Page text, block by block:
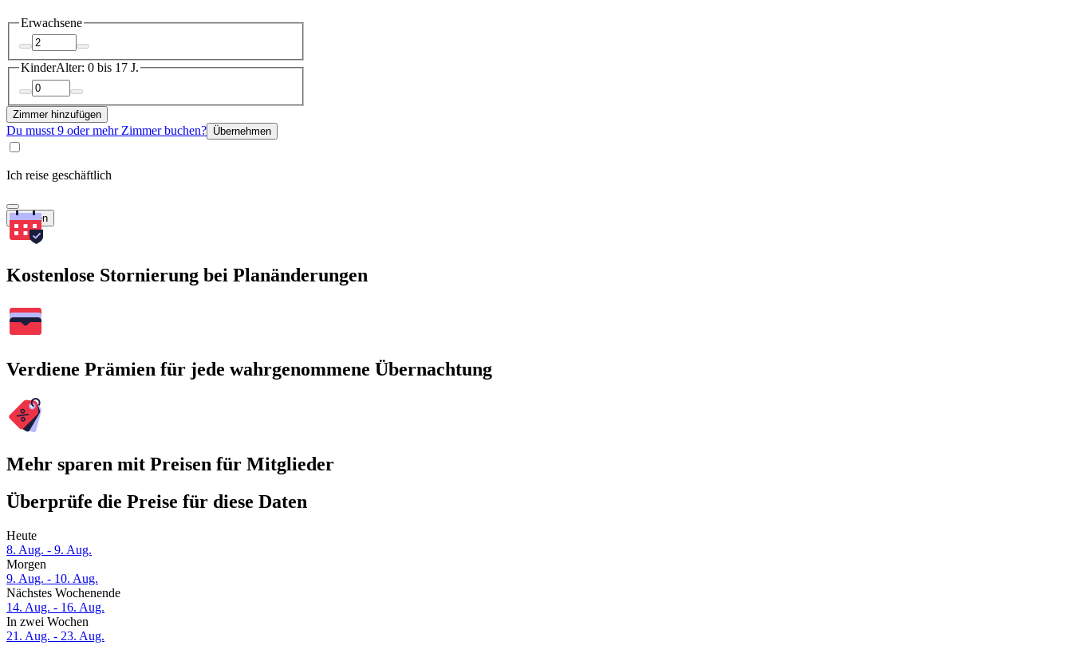
Erwachsene
KinderAlter: 0 bis 17 J.
Zimmer hinzufügen
Du musst 9 oder mehr Zimmer buchen? Übernehmen
Ich reise geschäftlich
Suchen
Kostenlose Stornierung bei Planänderungen
Verdiene Prämien für jede wahrgenommene Übernachtung
Mehr sparen mit Preisen für Mitglieder
Überprüfe die Preise für diese Daten
Heute
8. Aug. - 9. Aug.
Morgen
9. Aug. - 10. Aug.
Nächstes Wochenende
14. Aug. - 16. Aug.
In zwei Wochen
21. Aug. - 23. Aug.